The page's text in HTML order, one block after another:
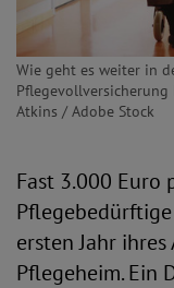
Wie geht es weiter in
Atkins / Adobe Stock
Fast 3.000 Euro
ersten Jahr
Pflegeheim. Ein